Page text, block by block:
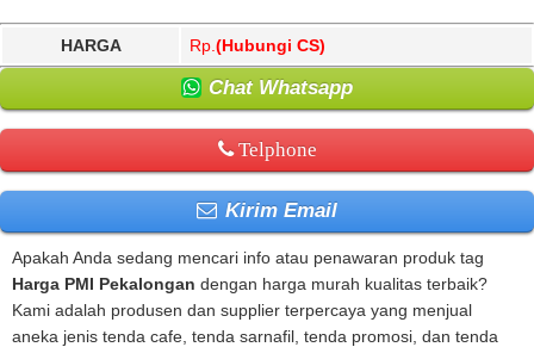
HARGA Rp. (Hubungi CS)
Chat Whatsapp
Telphone
Kirim Email
Apakah Anda sedang mencari info atau penawaran produk tag
Harga PMI Pekalongan dengan harga murah kualitas terbaik?
Kami adalah produsen dan supplier terpercaya yang menjual
aneka jenis tenda cafe, tenda sarnafil, tenda promosi, dan tenda